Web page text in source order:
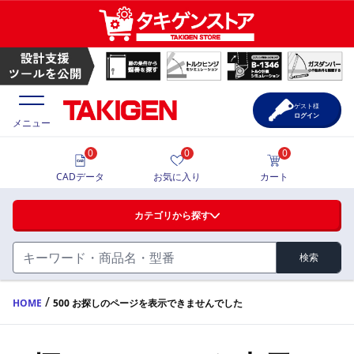
ハンドル・取手・つまみ・周辺機器
FA・A
蝶番・ステー・周辺機器
価格一覧
製品カタログ
メニュー
カテゴリから探す
検索
0
CADデータ
0
お気に入り
0
カート
ゲスト様
ログイン
HOME / 500 お探しのページを表示できませんでした